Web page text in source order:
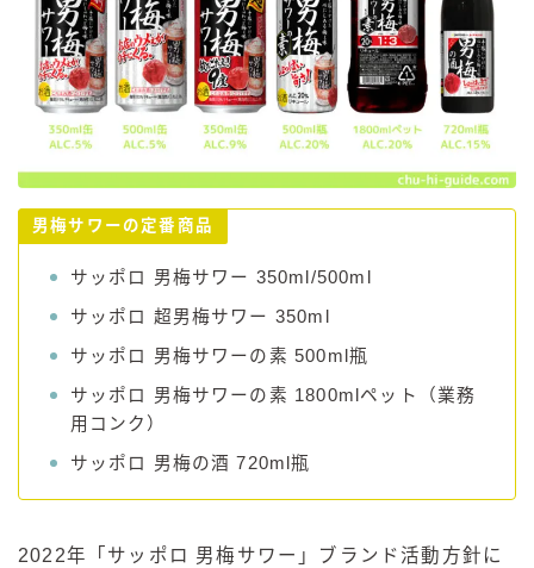
男梅サワーの定番商品
サッポロ 男梅サワー 350ml/500ml
サッポロ 超男梅サワー 350ml
サッポロ 男梅サワーの素 500ml瓶
サッポロ 男梅サワーの素 1800mlペット（業務
用コンク）
サッポロ 男梅の酒 720ml瓶
2022年「サッポロ 男梅サワー」ブランド活動方針に